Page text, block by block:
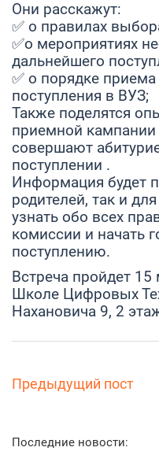
Они расскажут:
✅ о правилах
✅о мероприятиях
дальнейшего
✅ о порядке
поступления в ВУЗ;
Также поделятся
приемной
совершают
поступлении .
Информация будет
родителей, так и
узнать обо всех
комиссии и начать
поступлению.
Встреча пройдет
Школе Цифровых
Нахановича 9, 2
Предыдущий пост
Последние новости: